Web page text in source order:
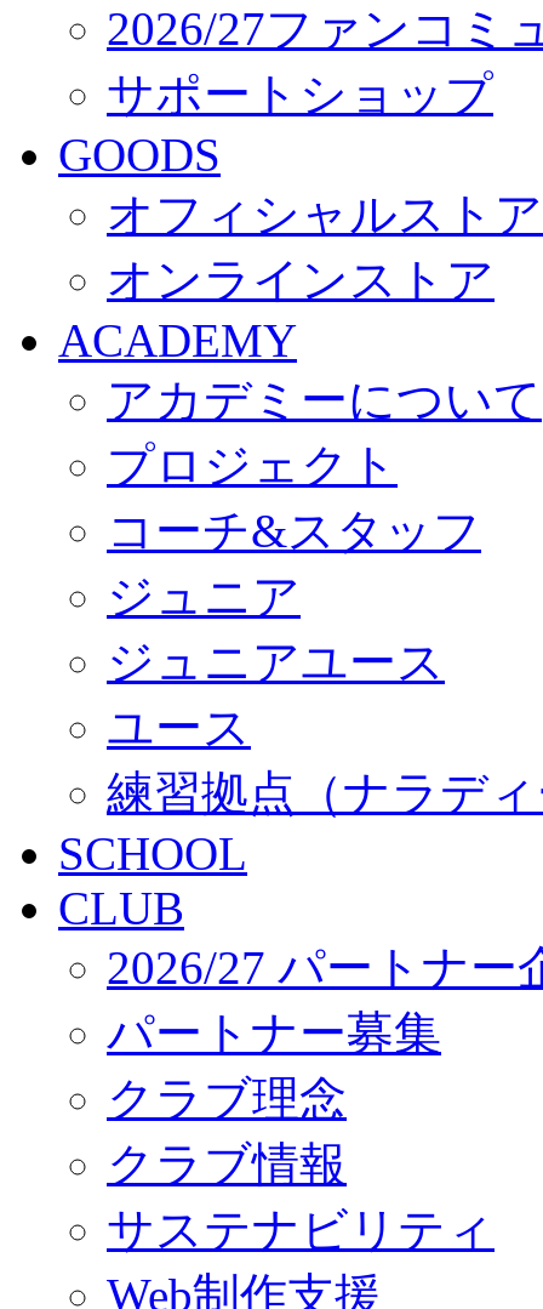
2026/27ファンコミ
サポートショップ
GOODS
オフィシャルスト
オンラインストア
ACADEMY
アカデミーについて
プロジェクト
コーチ&スタッフ
ジュニア
ジュニアユース
ユース
練習拠点（ナラデ
SCHOOL
CLUB
2026/27 パートナー
パートナー募集
クラブ理念
クラブ情報
サステナビリティ
Web制作支援